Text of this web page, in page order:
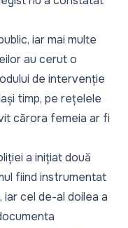
iar mai multe
au cerut o
de intervenție
timp, pe rețelele
cărora femeia ar fi
a inițiat două
fiind instrumentat
iar cel de-al doilea a